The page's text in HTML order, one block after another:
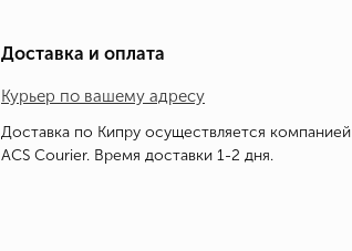
Доставка и оплата
Курьер по вашему адресу
Доставка по Кипру осуществляется компанией
ACS Courier. Время доставки 1-2 дня.